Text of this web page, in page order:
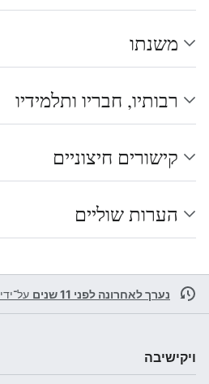
משנתו
רבותיו, חבריו ותלמידיו
קישורים חיצוניים
הערות שוליים
נערך לאחרונה לפני 11 שנים על־ידי
ויקישיבה